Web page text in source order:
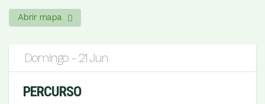
Abrir mapa
Domingo - 21 Jun
PERCURSO